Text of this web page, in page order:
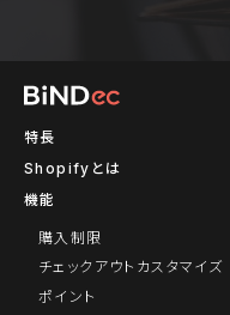
特長
Shopifyとは
機能
購入制限
チェックアウトカスタマイズ
ポイント